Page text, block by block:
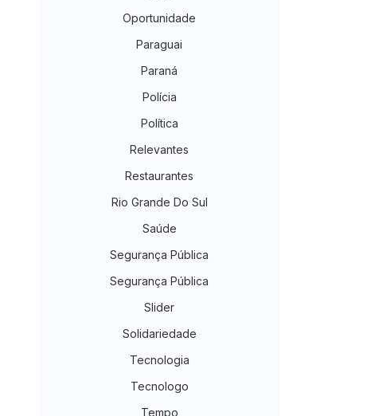
Oportunidade
Paraguai
Paraná
Polícia
Política
Relevantes
Restaurantes
Rio Grande Do Sul
Saúde
Segurança Pública
Segurança Pública
Slider
Solidariedade
Tecnologia
Tecnologo
Tempo